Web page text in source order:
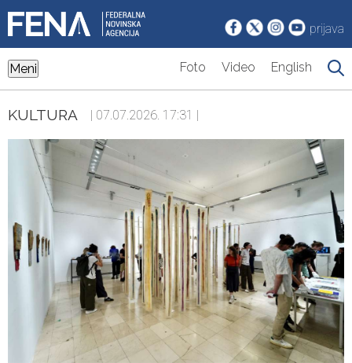
prijava
Meni Foto Video English
KULTURA | 07.07.2026. 17:31 |